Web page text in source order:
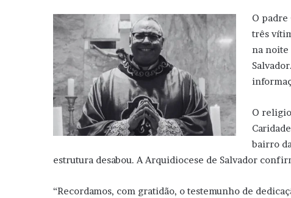
O padre
três
na noite
O
bairro
estrutura desabou. A Arquidiocese de Salvador
“Recordamos, com gratidão, o testemunho de